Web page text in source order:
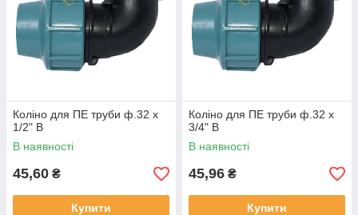
Коліно для ПЕ труби ф.32 х
1/2" В
В наявності
45,60 ₴
Купити
Коліно для ПЕ труби ф.32 х
3/4" В
В наявності
45,96 ₴
Купити